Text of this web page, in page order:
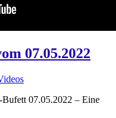
07.05.2022
Bufett 07.05.2022 – Eine